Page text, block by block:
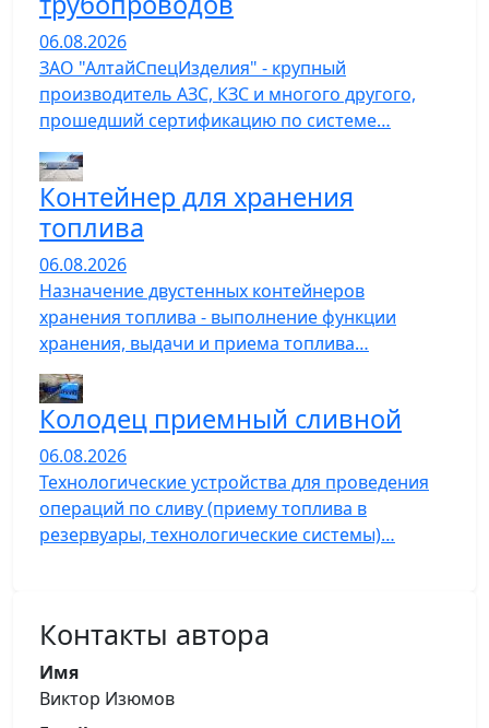
06.08.2026
ЗАО "АлтайСпецИзделия" - крупный
производитель АЗС, КЗС и многого другого,
прошедший сертификацию по системе…
Контейнер для хранения
топлива
06.08.2026
Назначение двустенных контейнеров
хранения топлива - выполнение функции
хранения, выдачи и приема топлива…
Колодец приемный сливной
06.08.2026
Технологические устройства для проведения
операций по сливу (приему топлива в
резервуары, технологические системы)…
Контакты автора
Имя
Виктор Изюмов